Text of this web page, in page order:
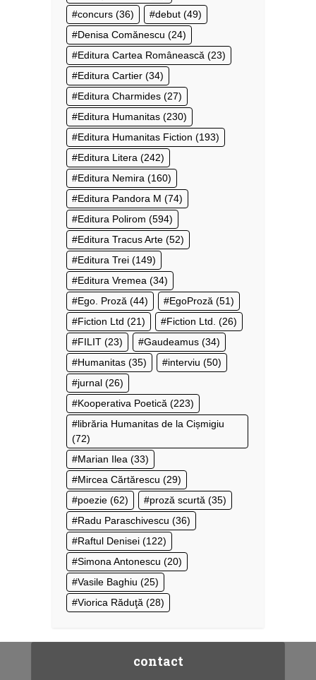
concurs (36) debut (49)
Denisa Comănescu (24)
Editura Cartea Românească (23)
Editura Cartier (34)
Editura Charmides (27)
Editura Humanitas (230)
Editura Humanitas Fiction (193)
Editura Litera (242)
Editura Nemira (160)
Editura Pandora M (74)
Editura Polirom (594)
Editura Tracus Arte (52)
Editura Trei (149)
Editura Vremea (34)
Ego. Proză (44) EgoProză (51)
Fiction Ltd (21) Fiction Ltd. (26)
FILIT (23) Gaudeamus (34)
Humanitas (35) interviu (50)
jurnal (26)
Kooperativa Poetică (223)
librăria Humanitas de la Cișmigiu
(72)
Marian Ilea (33)
Mircea Cărtărescu (29)
poezie (62) proză scurtă (35)
Radu Paraschivescu (36)
Raftul Denisei (122)
Simona Antonescu (20)
Vasile Baghiu (25)
Viorica Răduţă (28)
contact